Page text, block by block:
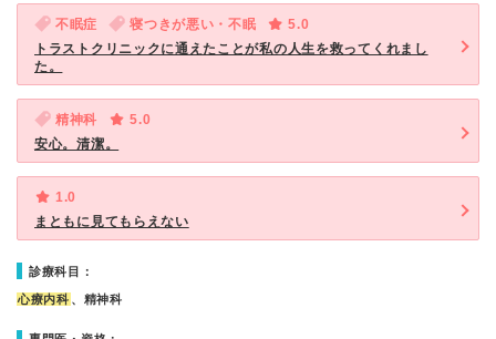
不眠症 寝つきが悪い・不眠
5.0
トラストクリニックに通えたことが私の人生を救ってくれまし
た。
精神科
5.0
安心。清潔。
1.0
まともに見てもらえない
診療科目：
心療内科 、精神科